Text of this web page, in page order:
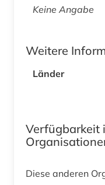
Keine Angabe
Weitere
Länder
Verfügbarkeit
Diese anderen